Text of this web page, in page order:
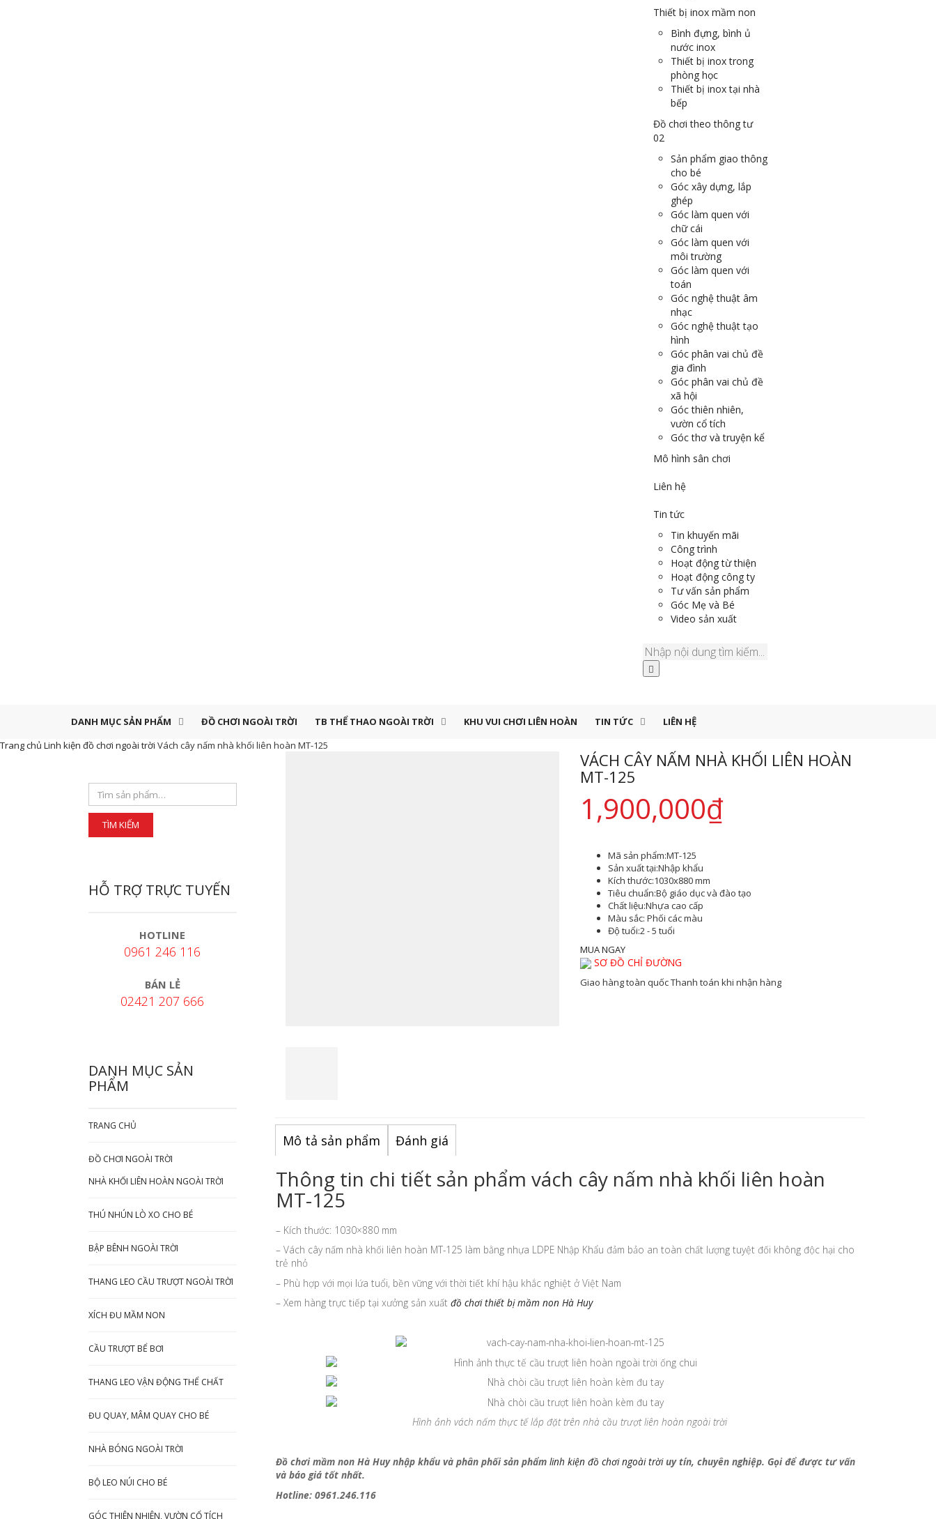
Thiết bị inox mầm non
Bình đựng, bình ủ
nước inox
Thiết bị inox trong
phòng học
Thiết bị inox tại nhà
bếp
Đồ chơi theo thông tư
02
Sản phẩm giao thông
cho bé
Góc xây dựng, lắp
ghép
Góc làm quen với
chữ cái
Góc làm quen với
môi trường
Góc làm quen với
toán
Góc nghệ thuật âm
nhạc
Góc nghệ thuật tạo
hình
Góc phân vai chủ đề
gia đình
Góc phân vai chủ đề
xã hội
Góc thiên nhiên,
vườn cổ tích
Góc thơ và truyện kể
Mô hình sân chơi
Liên hệ
Tin tức
Tin khuyến mãi
Công trình
Hoạt động từ thiện
Hoạt động công ty
Tư vấn sản phẩm
Góc Mẹ và Bé
Video sản xuất
DANH MỤC SẢN PHẨM ĐỒ CHƠI NGOÀI TRỜI TB THỂ THAO NGOÀI TRỜI KHU VUI CHƠI LIÊN HOÀN TIN TỨC
LIÊN HỆ
Trang chủ Linh kiện đồ chơi ngoài trời Vách cây nấm nhà khối liên hoàn MT-125
VÁCH CÂY NẤM NHÀ KHỐI LIÊN HOÀN
MT-125
1,900,000₫
Mã sản phẩm:MT-125
Sản xuất tại:Nhập khẩu
Kích thước:1030x880 mm
Tiêu chuẩn:Bộ giáo dục và đào tạo
Chất liệu:Nhựa cao cấp
Màu sắc: Phối các màu
Độ tuổi:2 - 5 tuổi
MUA NGAY
SƠ ĐỒ CHỈ ĐƯỜNG
Giao hàng toàn quốcThanh toán khi nhận hàng
Mô tả sản phẩm Đánh giá
Thông tin chi tiết sản phẩm vách cây nấm nhà khối liên hoàn
MT-125
– Kích thước: 1030×880 mm
– Vách cây nấm nhà khối liên hoàn MT-125 làm bằng nhựa LDPE Nhập Khẩu đảm bảo an toàn chất lượng tuyệt đối không độc hại cho
trẻ nhỏ
– Phù hợp với mọi lứa tuổi, bền vững với thời tiết khí hậu khắc nghiệt ở Việt Nam
– Xem hàng trực tiếp tại xưởng sản xuất đồ chơi thiết bị mầm non Hà Huy
Hình ảnh vách nấm thực tế lắp đặt trên nhà cầu trượt liên hoàn ngoài trời
Đồ chơi mầm non Hà Huy nhập khẩu và phân phối sản phẩm linh kiện đồ chơi ngoài trờiuy tín, chuyên nghiệp. Gọi để được tư vấn
và báo giá tốt nhất.
Hotline: 0961.246.116
HỖ TRỢ TRỰC TUYẾN
HOTLINE
0961 246 116
BÁN LẺ
02421 207 666
DANH MỤC SẢN
PHẨM
TRANG CHỦ
ĐỒ CHƠI NGOÀI TRỜI
NHÀ KHỐI LIÊN HOÀN NGOÀI TRỜI
THÚ NHÚN LÒ XO CHO BÉ
BẬP BÊNH NGOÀI TRỜI
THANG LEO CẦU TRƯỢT NGOÀI TRỜI
XÍCH ĐU MẦM NON
CẦU TRƯỢT BỂ BƠI
THANG LEO VẬN ĐỘNG THỂ CHẤT
ĐU QUAY, MÂM QUAY CHO BÉ
NHÀ BÓNG NGOÀI TRỜI
BỘ LEO NÚI CHO BÉ
GÓC THIÊN NHIÊN, VƯỜN CỔ TÍCH